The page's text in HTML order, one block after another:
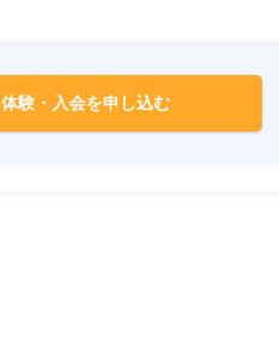
体験・入会を申し込む